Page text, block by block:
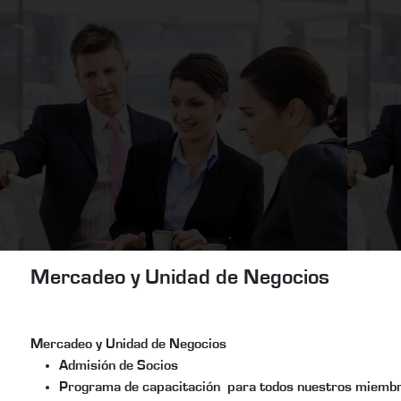
Mercadeo y Unidad de Negocios
Mercadeo y Unidad de Negocios
Admisión de Socios
Programa de capacitación para todos nuestros